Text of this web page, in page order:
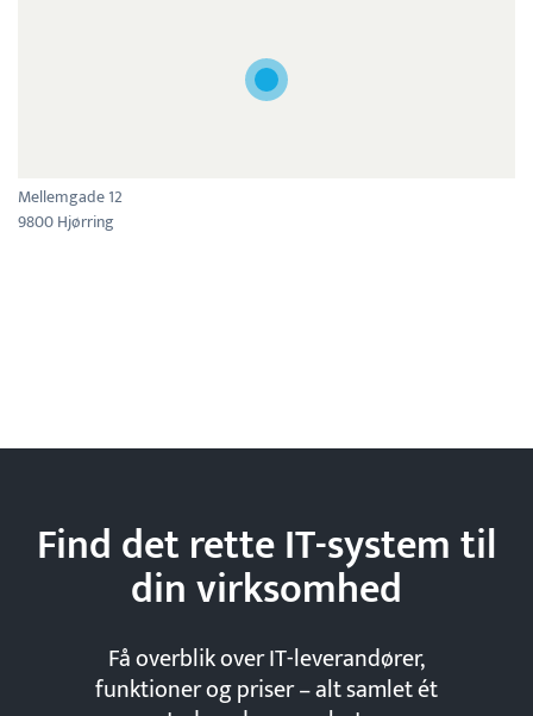
Mellemgade 12
9800 Hjørring
Find det rette IT-system til
dinvirksomhed
Få overblik over IT-leverandører,
funktioner og priser – alt samlet ét